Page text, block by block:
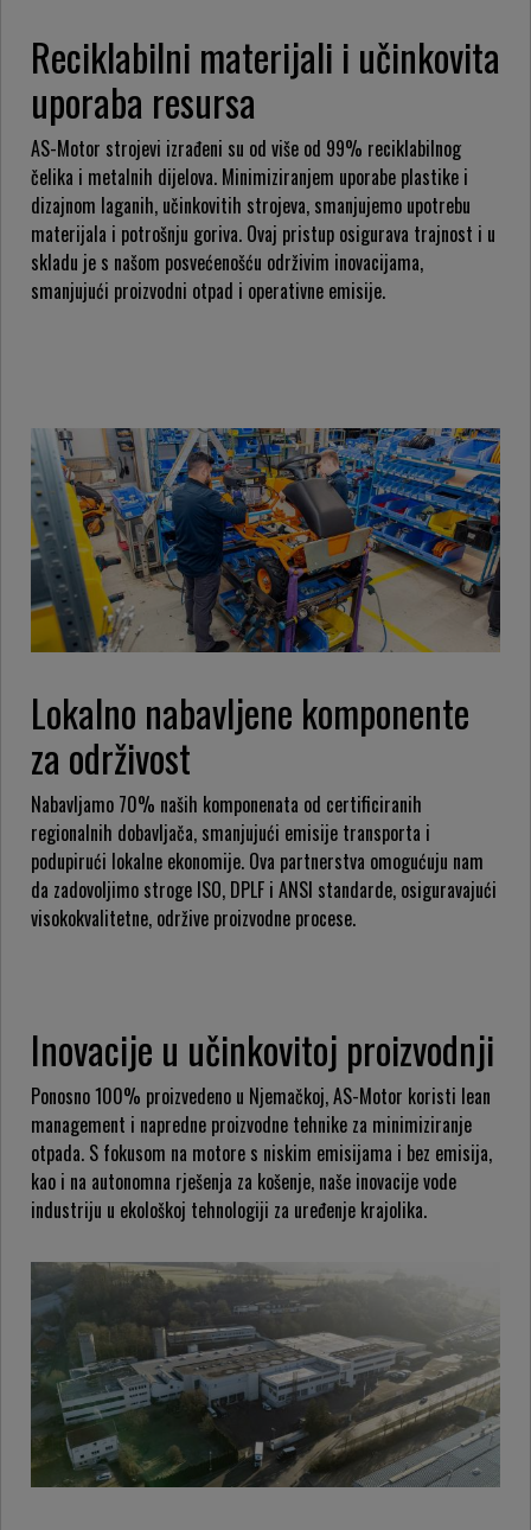
Reciklabilni materijali i učinkovita
uporaba resursa
AS-Motor strojevi izrađeni su od više od 99% reciklabilnog
čelika i metalnih dijelova. Minimiziranjem uporabe plastike i
dizajnom laganih, učinkovitih strojeva, smanjujemo upotrebu
materijala i potrošnju goriva. Ovaj pristup osigurava trajnost i u
skladu je s našom posvećenošću održivim inovacijama,
smanjujući proizvodni otpad i operativne emisije.
Lokalno nabavljene komponente
za održivost
Nabavljamo 70% naših komponenata od certificiranih
regionalnih dobavljača, smanjujući emisije transporta i
podupirući lokalne ekonomije. Ova partnerstva omogućuju nam
da zadovoljimo stroge ISO, DPLF i ANSI standarde, osiguravajući
visokokvalitetne, održive proizvodne procese.
Inovacije u učinkovitoj proizvodnji
Ponosno 100% proizvedeno u Njemačkoj, AS-Motor koristi lean
management i napredne proizvodne tehnike za minimiziranje
otpada. S fokusom na motore s niskim emisijama i bez emisija,
kao i na autonomna rješenja za košenje, naše inovacije vode
industriju u ekološkoj tehnologiji za uređenje krajolika.